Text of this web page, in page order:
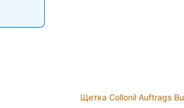
Щетка Collonil Auftrags